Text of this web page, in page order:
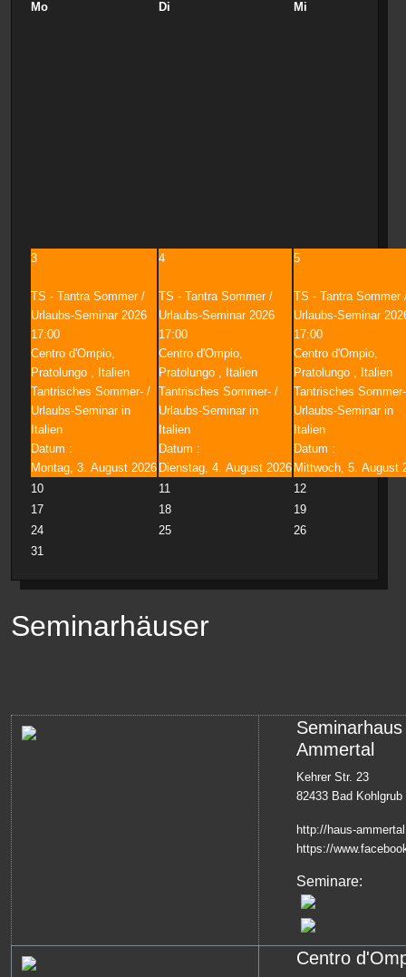
Mo
Di Mi
3
TS - Tantra Sommer /
Urlaubs-Seminar 2026
17:00
Centro d'Ompio,
Pratolungo , Italien
Tantrisches Sommer- /
Urlaubs-Seminar in
Italien
Datum :
Montag, 3. August 2026
4
TS - Tantra Sommer /
Urlaubs-Seminar 2026
17:00
Centro d'Ompio,
Pratolungo , Italien
Tantrisches Sommer- /
Urlaubs-Seminar in
Italien
Datum :
Dienstag, 4. August 2026
5
TS - Tantra Sommer
Urlaubs-Seminar
17:00
Centro d'Ompio,
Pratolungo , Italien
Tantrisches
Urlaubs-Seminar in
Italien
Datum :
Mittwoch, 5. August
10
11
12
17
18
19
24
25
26
31
Seminarhäuser
Ammertal
Kehrer Str. 23
82433 Bad Kohlgrub
http://haus-
https://
Seminare:
Centro